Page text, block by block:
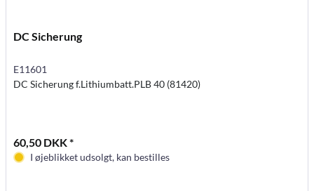
DC Sicherung
E11601
DC Sicherung f.Lithiumbatt.PLB 40 (81420)
60,50 DKK *
I øjeblikket udsolgt, kan bestilles